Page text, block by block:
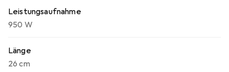
Leistungsaufnahme
950 W
Länge
26 cm